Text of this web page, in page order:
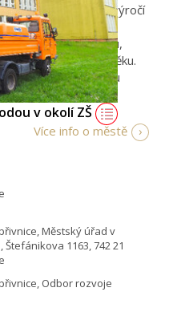
v okolí ZŠ
k desetiletému výročí
jak motivovat a
zdravému pohybu,
v seniorském věku.
dotačního programu
Více info o městě
Městský úřad v
Štefánikova 1163, 742 21
Odbor rozvoje